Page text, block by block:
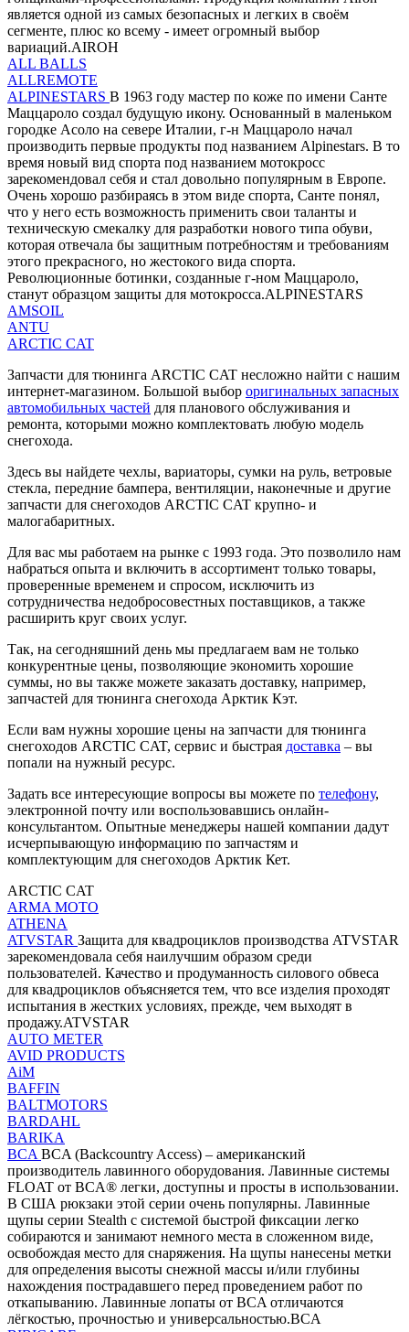
является одной из самых безопасных и легких в своём
сегменте, плюс ко всему - имеет огромный выбор
вариаций.AIROH
ALL BALLS
ALLREMOTE
ALPINESTARS В 1963 году мастер по коже по имени Санте
Маццароло создал будущую икону. Основанный в маленьком
городке Асоло на севере Италии, г-н Маццароло начал
производить первые продукты под названием Alpinestars. В то
время новый вид спорта под названием мотокросс
зарекомендовал себя и стал довольно популярным в Европе.
Очень хорошо разбираясь в этом виде спорта, Санте понял,
что у него есть возможность применить свои таланты и
техническую смекалку для разработки нового типа обуви,
которая отвечала бы защитным потребностям и требованиям
этого прекрасного, но жестокого вида спорта.
Революционные ботинки, созданные г-ном Маццароло,
станут образцом защиты для мотокросса.ALPINESTARS
AMSOIL
ANTU
ARCTIC CAT
Запчасти для тюнинга ARCTIC CAT несложно найти с нашим
интернет-магазином. Большой выбор оригинальных запасных
автомобильных частей для планового обслуживания и
ремонта, которыми можно комплектовать любую модель
снегохода.
Здесь вы найдете чехлы, вариаторы, сумки на руль, ветровые
стекла, передние бампера, вентиляции, наконечные и другие
запчасти для снегоходов ARCTIC CAT крупно- и
малогабаритных.
Для вас мы работаем на рынке с 1993 года. Это позволило нам
набраться опыта и включить в ассортимент только товары,
проверенные временем и спросом, исключить из
сотрудничества недобросовестных поставщиков, а также
расширить круг своих услуг.
Так, на сегодняшний день мы предлагаем вам не только
конкурентные цены, позволяющие экономить хорошие
суммы, но вы также можете заказать доставку, например,
запчастей для тюнинга снегохода Арктик Кэт.
Если вам нужны хорошие цены на запчасти для тюнинга
снегоходов ARCTIC CAT, сервис и быстрая доставка – вы
попали на нужный ресурс.
Задать все интересующие вопросы вы можете по телефону,
электронной почту или воспользовавшись онлайн-
консультантом. Опытные менеджеры нашей компании дадут
исчерпывающую информацию по запчастям и
комплектующим для снегоходов Арктик Кет.
ARCTIC CAT
ARMA MOTO
ATHENA
ATVSTAR Защита для квадроциклов производства ATVSTAR
зарекомендовала себя наилучшим образом среди
пользователей. Качество и продуманность силового обвеса
для квадроциклов объясняется тем, что все изделия проходят
испытания в жестких условиях, прежде, чем выходят в
продажу.ATVSTAR
AUTO METER
AVID PRODUCTS
AiM
BAFFIN
BALTMOTORS
BARDAHL
BARIKA
BCA BCA (Backcountry Access) – американский
производитель лавинного оборудования. Лавинные системы
FLOAT от BCA® легки, доступны и просты в использовании.
В США рюкзаки этой серии очень популярны. Лавинные
щупы серии Stealth с системой быстрой фиксации легко
собираются и занимают немного места в сложенном виде,
освобождая место для снаряжения. На щупы нанесены метки
для определения высоты снежной массы и/или глубины
нахождения пострадавшего перед проведением работ по
откапыванию. Лавинные лопаты от BCA отличаются
лёгкостью, прочностью и универсальностью.BCA